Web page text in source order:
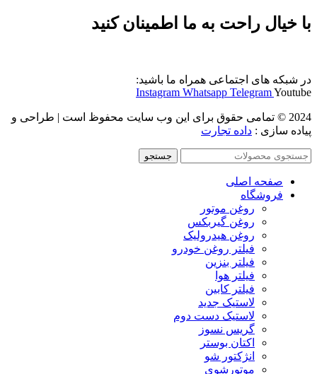
با خیال راحت به ما اطمینان کنید
در شبکه های اجتماعی همراه ما باشید:
Instagram Whatsapp TelegramYoutube
2024 © تمامی حقوق برای این وب سایت محفوظ است | طراحی و
پیاده سازی : داده تجارت
جستجو
صفحه اصلی
فروشگاه
روغن موتور
روغن گیربکس
روغن هیدرولیک
فیلتر روغن خودرو
فیلتر بنزین
فیلتر هوا
فیلتر کابین
لاستیک جدید
لاستیک دست دوم
گریس نسوز
اکتان بوستر
انژکتور شو
موتورشوی